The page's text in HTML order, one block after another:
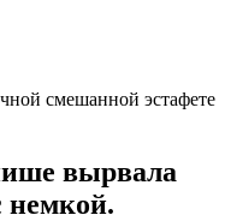
вырвала
немкой.